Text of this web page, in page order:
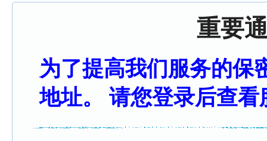
重要
为了提高我们服务的保
地址。 请您登录后查